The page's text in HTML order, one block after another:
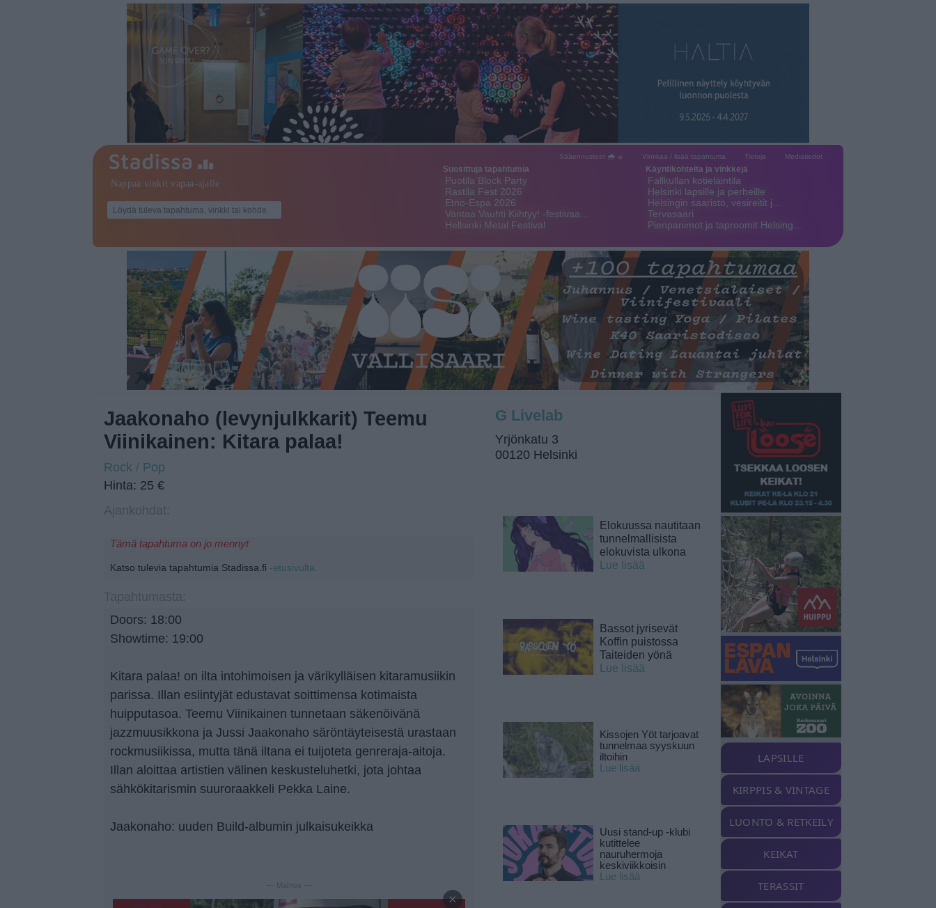
Sääennusteet 🌧 ☼ Vinkkaa / lisää tapahtuma Tietoja Mediatiedot
Suosittuja tapahtumia
Puotila Block Party
Rastila Fest 2026
Etno-Espa 2026
Vantaa Vauhti Kiihtyy! -festivaa…
Hellsinki Metal Festival
Käyntikohteita ja vinkkejä
Fallkullan kotieläintila
Helsinki lapsille ja perheille
Helsingin saaristo, vesireitit j…
Tervasaari
Pienpanimot ja taproomit Helsing…
Jaakonaho (levynjulkkarit) Teemu
Viinikainen: Kitara palaa!
Rock / Pop
Hinta: 25 €
Tämä tapahtuma on jo mennyt
Katso tulevia tapahtumia Stadissa.fi -etusivulta.
Doors: 18:00
Showtime: 19:00
Kitara palaa! on ilta intohimoisen ja värikylläisen kitaramusiikin
parissa. Illan esiintyjät edustavat soittimensa kotimaista
huipputasoa. Teemu Viinikainen tunnetaan säkenöivänä
jazzmuusikkona ja Jussi Jaakonaho säröntäyteisestä urastaan
rockmusiikissa, mutta tänä iltana ei tuijoteta genreraja-aitoja.
Illan aloittaa artistien välinen keskusteluhetki, jota johtaa
sähkökitarismin suuroraakkeli Pekka Laine.
Jaakonaho: uuden Build-albumin julkaisukeikka
— Mainos —
×
G Livelab
Yrjönkatu 3
00120 Helsinki
Elokuussa nautitaan
tunnelmallisista
elokuvista ulkona
Lue lisää
Bassot jyrisevät
Koffin puistossa
Taiteiden yönä
Lue lisää
Kissojen Yöt tarjoavat
tunnelmaa syyskuun
iltoihin
Lue lisää
Uusi stand-up -klubi
kutittelee
nauruhermoja
keskiviikkoisin
Lue lisää
LAPSILLE
KIRPPIS & VINTAGE
LUONTO & RETKEILY
KEIKAT
TERASSIT